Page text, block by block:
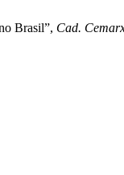
Brasil”, Cad.